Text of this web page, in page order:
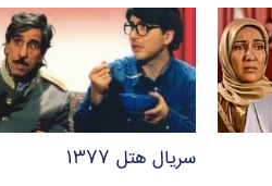
سریال هتل ۱۳۷۷